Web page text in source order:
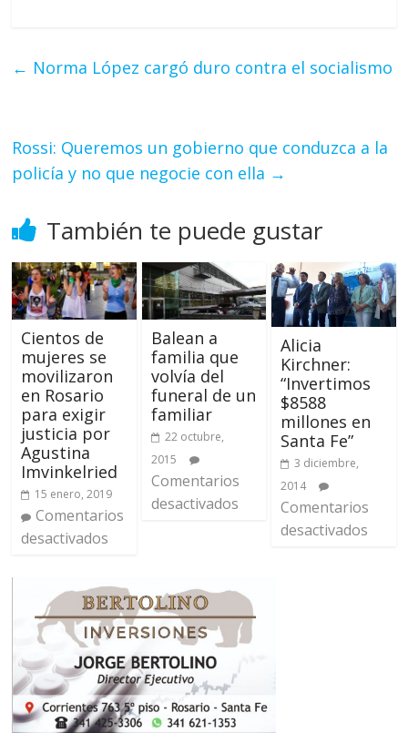
← Norma López cargó duro contra el socialismo
Rossi: Queremos un gobierno que conduzca a la
policía y no que negocie con ella →
También te puede gustar
Cientos de
mujeres se
movilizaron
en Rosario
para exigir
justicia por
Agustina
Imvinkelried
15 enero, 2019
Comentarios
desactivados
Balean a
familia que
volvía del
funeral de un
familiar
22 octubre,
2015
Comentarios
desactivados
Alicia
Kirchner:
“Invertimos
$8588
millones en
Santa Fe”
3 diciembre,
2014
Comentarios
desactivados